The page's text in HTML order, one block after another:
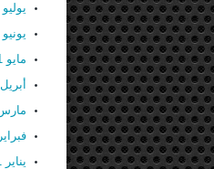
يوليو
يونيو
مايو 2011
أبريل
مارس
فبراير
يناير 2011